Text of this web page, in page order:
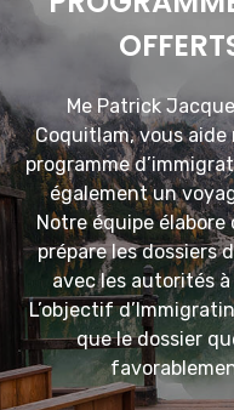
Me Patrick
Coquitlam, vous aide
programme
également un
Notre équipe
prépare les dossiers
avec les autorités
L’objectif
que le dossier